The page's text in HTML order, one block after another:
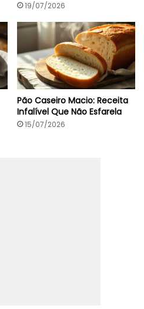
19/07/2026
Pão Caseiro Macio: Receita
Infalível Que Não Esfarela
15/07/2026